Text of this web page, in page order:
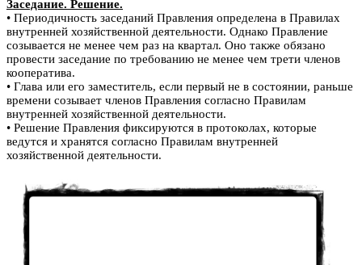
Заседание. Решение.
• Периодичность заседаний Правления определена в Правилах
внутренней хозяйственной деятельности. Однако Правление
созывается не менее чем раз на квартал. Оно также обязано
провести заседание по требованию не менее чем трети членов
кооператива.
• Глава или его заместитель, если первый не в состоянии, раньше
времени созывает членов Правления согласно Правилам
внутренней хозяйственной деятельности.
• Решение Правления фиксируются в протоколах, которые
ведутся и хранятся согласно Правилам внутренней
хозяйственной деятельности.